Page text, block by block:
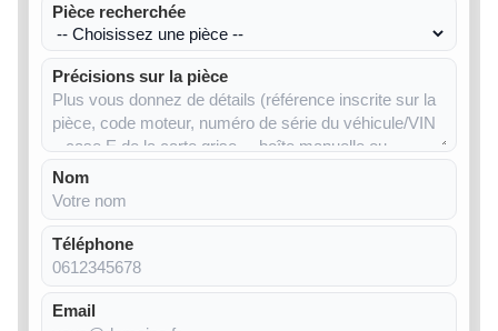
Pièce recherchée
Précisions sur la pièce
Nom
Téléphone
Email